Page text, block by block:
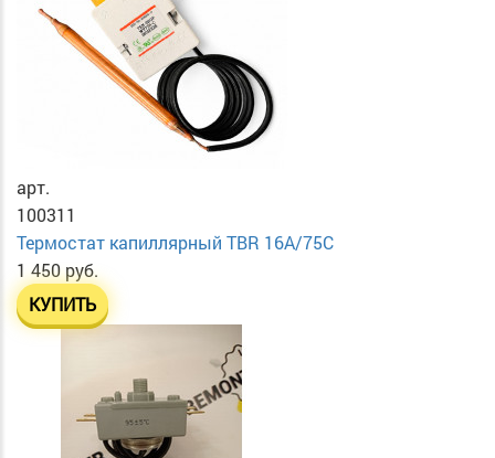
арт.
100311
Термостат капиллярный TBR 16A/75C
1 450 руб.
КУПИТЬ